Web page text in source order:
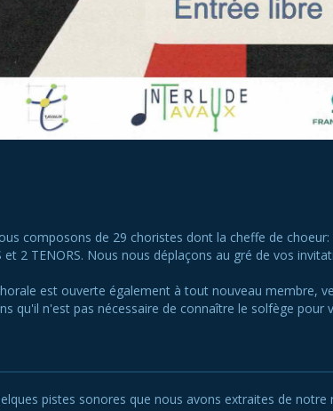
composons de 29 choristes dont la cheffe de choeur:
et 2 TENORS. Nous nous déplaçons au gré de vos
est ouverte également à tout nouveau membre,
qu'il n'est pas nécessaire de connaître le solfège pour
pistes sonores que nous avons extraites de notre